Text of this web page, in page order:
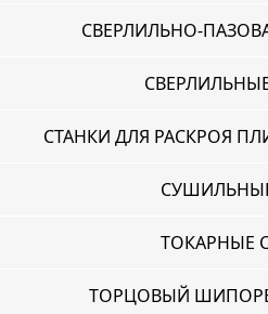
СВЕРЛИЛЬНО-
СТАНКИ ДЛЯ РАСКРОЯ
ТОКАРНЫЕ
ТОРЦОВЫЙ